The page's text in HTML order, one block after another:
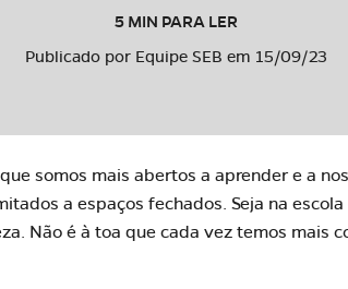
5 MIN PARA LER
Publicado por Equipe SEB em 15/09/23
somos mais abertos a aprender e a
a espaços fechados. Seja na
Não é à toa que cada vez temos mais